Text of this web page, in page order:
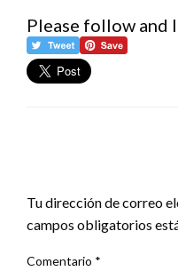
Please follow and
Tu dirección de correo
campos obligatorios
Comentario *